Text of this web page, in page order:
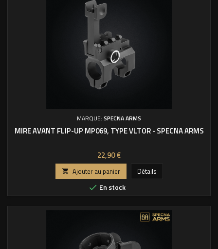
MARQUE: SPECNA ARMS
MIRE AVANT FLIP-UP MP069, TYPE VLTOR - SPECNA ARMS
Prix
22,90 €
 Ajouter au panier
Détails
 En stock